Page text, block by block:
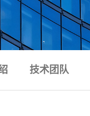
技术团队